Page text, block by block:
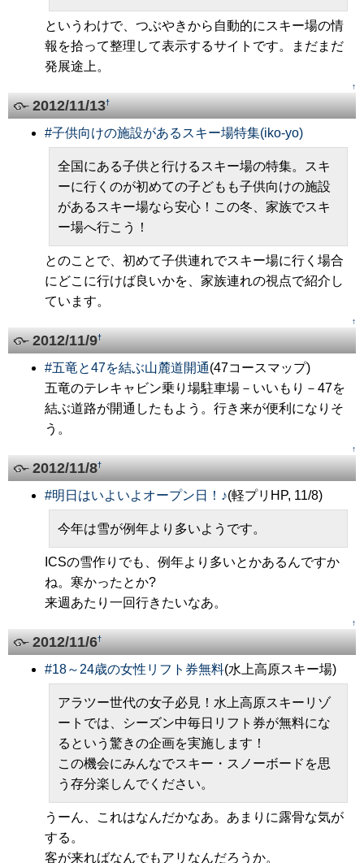
というわけで、つぶやきから自動的にスキー場の情
報を拾って整理して表示するサイトです。まだまだ
発展途上。
↑
2012/11/13†
#子供向けの施設があるスキー場特集(iko-yo)
全国にある子供と行けるスキー場の特集。スキ
ーに行くのが初めての子どもも子供向けの施設
があるスキー場なら安心！この冬、家族でスキ
ー場へ行こう！
とのことで、初めて子供連れでスキー場に行く場合
にどこに行けば良いかを、家族連れの視点で紹介し
ています。
↑
2012/11/9†
#五竜と47を結ぶ山麓道開通(47コースマップ)
五竜のテレキャビン乗り場駐車場－いいもり－47を
結ぶ道路が開通したもよう。行き来が便利になりそ
う。
↑
2012/11/8†
#明日はいよいよオープン日！♪(軽プリHP, 11/8)
今年は雪が例年より多いようです。
ICSの雪作りでも、例年より多いとかあるんですか
ね。寒かったとか?
来週あたり一回行きたいなあ。
↑
2012/11/6†
#18～24歳の女性リフト券無料(水上高原スキー場)
アラツー世代の女子必見！水上高原スキーリゾ
ートでは、シーズン中毎日リフト券が無料にな
るという驚きの企画を実施します！
この機会にみんなでスキー・スノーボードを思
う存分楽しんでください。
うーん、これはなんだかなあ。あまりに露骨な気が
する。
客が来ればなんでもアリなんだろうか。